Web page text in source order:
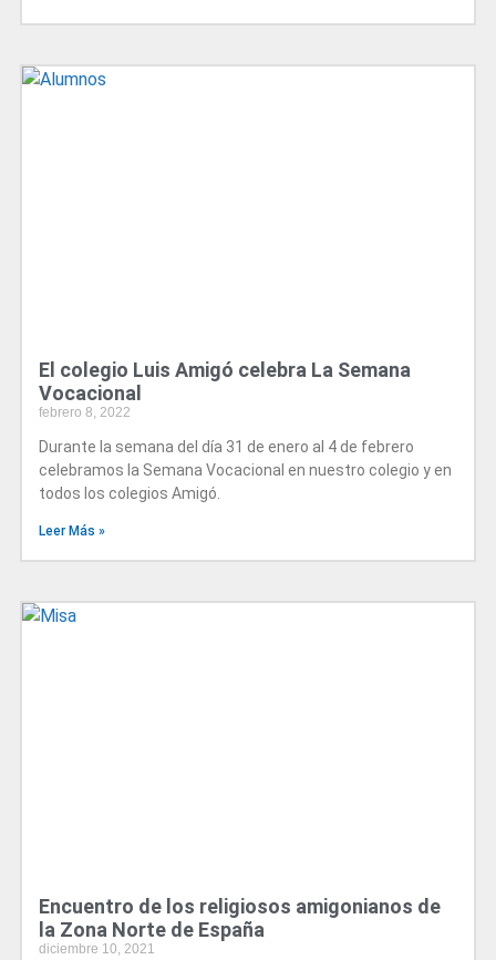
El colegio Luis Amigó celebra La Semana
Vocacional
febrero 8, 2022
Durante la semana del día 31 de enero al 4 de febrero
celebramos la Semana Vocacional en nuestro colegio y en
todos los colegios Amigó.
Leer Más »
Encuentro de los religiosos amigonianos de
la Zona Norte de España
diciembre 10, 2021